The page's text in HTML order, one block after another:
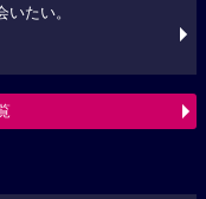
たい。